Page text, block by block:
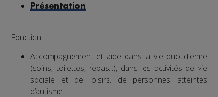
Présentation
Fonction :
Accompagnement et aide dans la vie quotidienne
(soins, toilettes, repas...), dans les activités de vie
sociale et de loisirs, de personnes atteintes
d’autisme.